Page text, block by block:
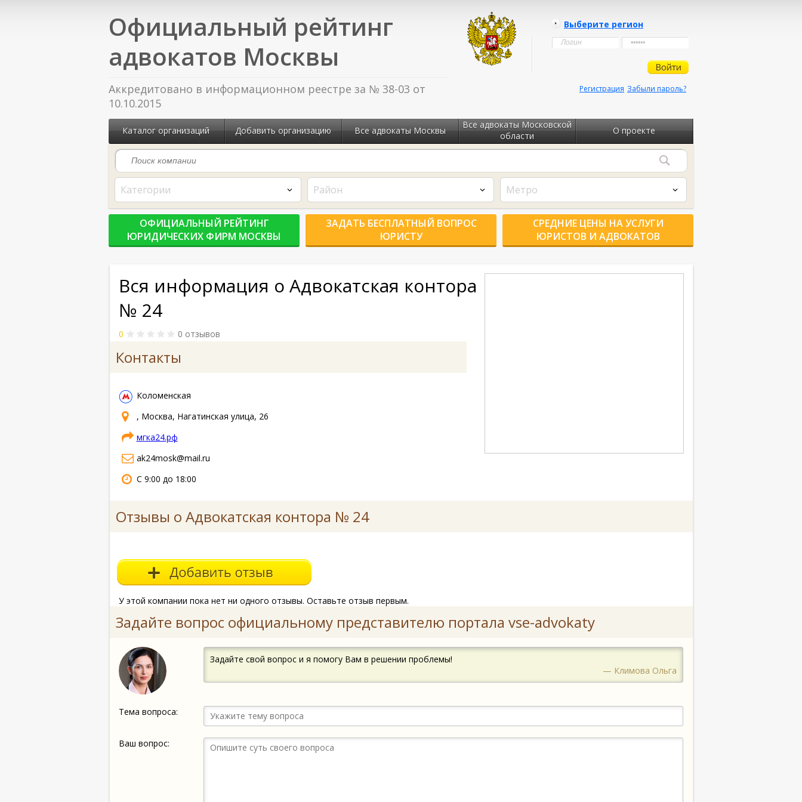
Официальный рейтинг
адвокатов Москвы
Аккредитовано в информационном реестре за № 38-03 от
10.10.2015
Выберите регион
Забыли пароль?
Регистрация
Каталог организаций Добавить организацию Все адвокаты Москвы
Все адвокаты Московской
области
О проекте
Категории Район Метро
ОФИЦИАЛЬНЫЙ РЕЙТИНГ
ЮРИДИЧЕСКИХ ФИРМ МОСКВЫ
ЗАДАТЬ БЕСПЛАТНЫЙ ВОПРОС
ЮРИСТУ
СРЕДНИЕ ЦЕНЫ НА УСЛУГИ
ЮРИСТОВ И АДВОКАТОВ
Вся информация о Адвокатская контора
№ 24
0 0 отзывов
Контакты
Коломенская
, Москва, Нагатинская улица, 26
мгка24.рф
ak24mosk@mail.ru
С 9:00 до 18:00
Отзывы о Адвокатская контора № 24
У этой компании пока нет ни одного отзывы. Оставьте отзыв первым.
Задайте вопрос официальному представителю портала vse-advokaty
Задайте свой вопрос и я помогу Вам в решении проблемы!
— Климова Ольга
Тема вопроса:
Ваш вопрос: